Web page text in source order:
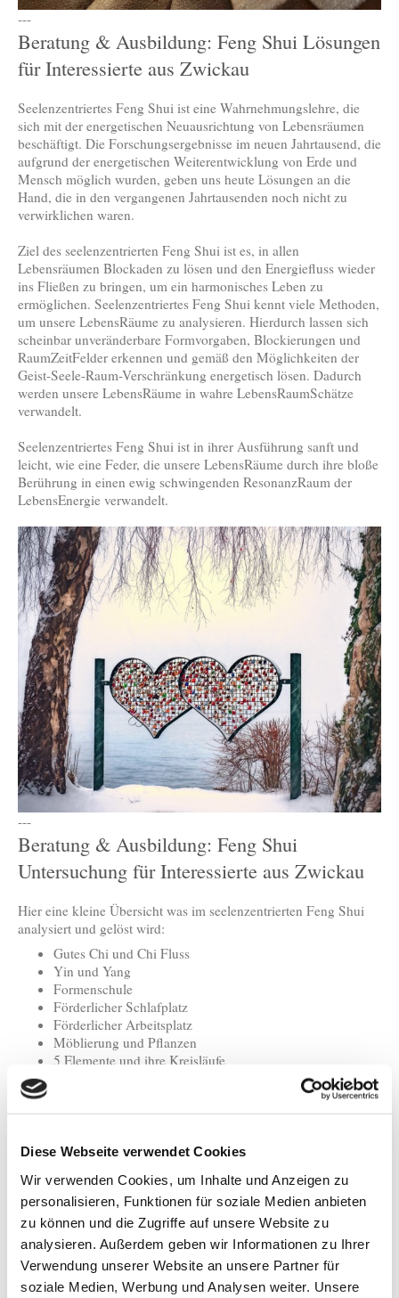
Diese Webseite verwendet Cookies
Wir verwenden Cookies, um Inhalte und Anzeigen zu
personalisieren, Funktionen für soziale Medien anbieten
zu können und die Zugriffe auf unsere Website zu
analysieren. Außerdem geben wir Informationen zu Ihrer
Verwendung unserer Website an unsere Partner für
soziale Medien, Werbung und Analysen weiter. Unsere
---
Beratung & Ausbildung: Feng Shui Lösungen
für Interessierte aus Zwickau
Seelenzentriertes Feng Shui ist eine Wahrnehmungslehre, die
sich mit der energetischen Neuausrichtung von Lebensräumen
beschäftigt. Die Forschungsergebnisse im neuen Jahrtausend, die
aufgrund der energetischen Weiterentwicklung von Erde und
Mensch möglich wurden, geben uns heute Lösungen an die
Hand, die in den vergangenen Jahrtausenden noch nicht zu
verwirklichen waren.
Ziel des seelenzentrierten Feng Shui ist es, in allen
Lebensräumen Blockaden zu lösen und den Energiefluss wieder
ins Fließen zu bringen, um ein harmonisches Leben zu
ermöglichen. Seelenzentriertes Feng Shui kennt viele Methoden,
um unsere LebensRäume zu analysieren. Hierdurch lassen sich
scheinbar unveränderbare Formvorgaben, Blockierungen und
RaumZeitFelder erkennen und gemäß den Möglichkeiten der
Geist-Seele-Raum-Verschränkung energetisch lösen. Dadurch
werden unsere LebensRäume in wahre LebensRaumSchätze
verwandelt.
Seelenzentriertes Feng Shui ist in ihrer Ausführung sanft und
leicht, wie eine Feder, die unsere LebensRäume durch ihre bloße
Berührung in einen ewig schwingenden ResonanzRaum der
LebensEnergie verwandelt.
---
Beratung & Ausbildung: Feng Shui
Untersuchung für Interessierte aus Zwickau
Hier eine kleine Übersicht was im seelenzentrierten Feng Shui
analysiert und gelöst wird:
Gutes Chi und Chi Fluss
Yin und Yang
Formenschule
Förderlicher Schlafplatz
Förderlicher Arbeitsplatz
Möblierung und Pflanzen
5 Elemente und ihre Kreisläufe
Förderlicher Farbenausgleich
Numerologie Kua Zahl
Ordnung des Hauses
Tierkreiszeichen
Ost und West System
Fliegende Sterne
Neue Ordnung und positiver Ausgleich
Zusammenhänge von Mensch und LebensRaum
Seelenzentrierte, geomantische Analyse & Heilung. Hier